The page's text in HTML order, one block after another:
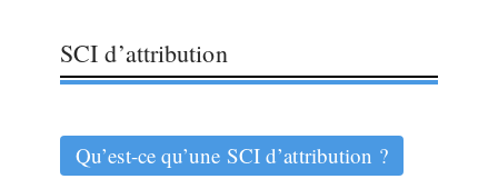
SCI d’attribution
Qu’est-ce qu’une SCI d’attribution ?